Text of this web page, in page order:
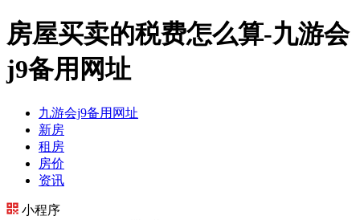
房屋买卖的税费怎么算-九游会
j9备用网址
九游会j9备用网址
新房
租房
房价
资讯
小程序